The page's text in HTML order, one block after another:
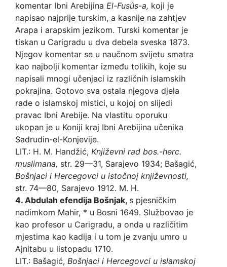
komentar Ibni Arebijina El-Fusûs-a, koji je
napisao najprije turskim, a kasnije na zahtjev
Arapa i arapskim jezikom. Turski komentar je
tiskan u Carigradu u dva debela sveska 1873.
Njegov komentar se u naučnom svijetu smatra
kao najbolji komentar između tolikih, koje su
napisali mnogi učenjaci iz različnih islamskih
pokrajina. Gotovo sva ostala njegova djela
rade o islamskoj mistici, u kojoj on slijedi
pravac Ibni Arebije. Na vlastitu oporuku
ukopan je u Koniji kraj Ibni Arebijina učenika
Sadrudin-el-Konjevije.
LIT.: H. M. Handžić, Književni rad bos.-herc.
muslimana, str. 29—31, Sarajevo 1934; Bašagić,
Bošnjaci i Hercegovci u istočnoj književnosti,
str. 74—80, Sarajevo 1912. M. H.
4. Abdulah efendija Bošnjak, s pjesničkim
nadimkom Mahir, * u Bosni 1649. Službovao je
kao profesor u Carigradu, a onda u različitim
mjestima kao kadija i u tom je zvanju umro u
Ajnitabu u listopadu 1710.
LIT.: Bašagić, Bošnjaci i Hercegovci u islamskoj